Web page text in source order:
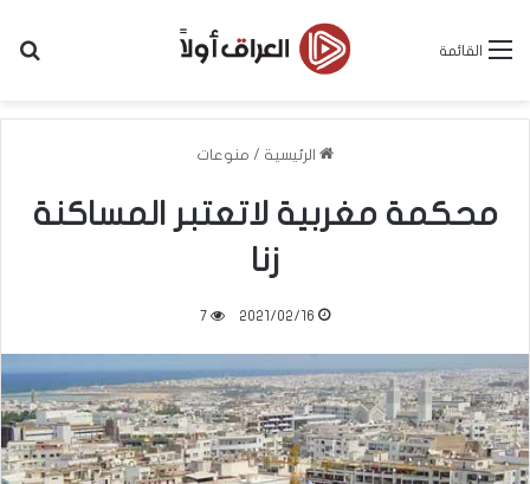
القائمة
الرئيسية / منوعات
محكمة مغربية لاتعتبر المساكنة
زنا
2021/02/16
7